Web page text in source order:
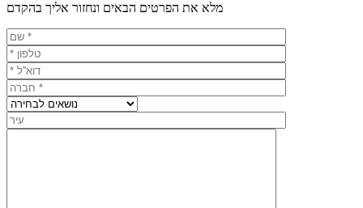
מלא את הפרטים הבאים ונחזור אליך בהקדם